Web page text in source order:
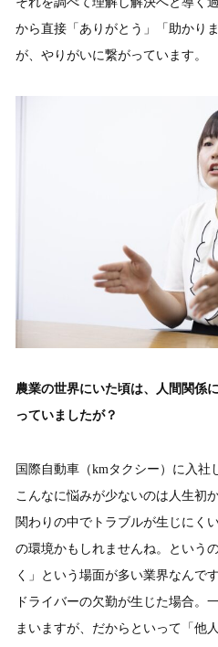
から直接「ありがとう」「助かり
が、やりがいに繋がっています。
農業の世界にいた頃は、人間関係
っていましたが？
国際自動車（kmタクシー）に入社
こんなに悩みが少ないのは人生初
関わりの中でトラブルが生じにく
の環境かもしれませんね。という
く」という場面が多い業界なんで
ドライバーの欠勤が生じた場合。
まいますが、だからといって「他